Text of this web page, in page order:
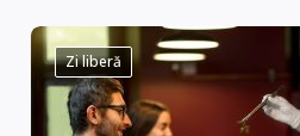
Zi liberă